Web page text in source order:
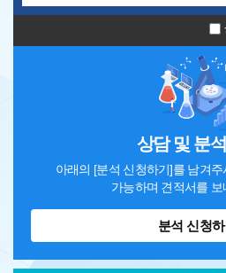
빠른 상담을 원
상담 및 분
아래의 [분석 신청하기]를 남겨
가능하며 견적서를 보
분석 신청